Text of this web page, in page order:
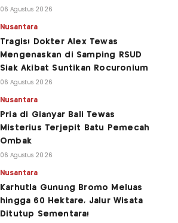
06 Agustus 2026
Nusantara
Tragis! Dokter Alex Tewas
Mengenaskan di Samping RSUD
Siak Akibat Suntikan Rocuronium
06 Agustus 2026
Nusantara
Pria di Gianyar Bali Tewas
Misterius Terjepit Batu Pemecah
Ombak
06 Agustus 2026
Nusantara
Karhutla Gunung Bromo Meluas
hingga 60 Hektare, Jalur Wisata
Ditutup Sementara!